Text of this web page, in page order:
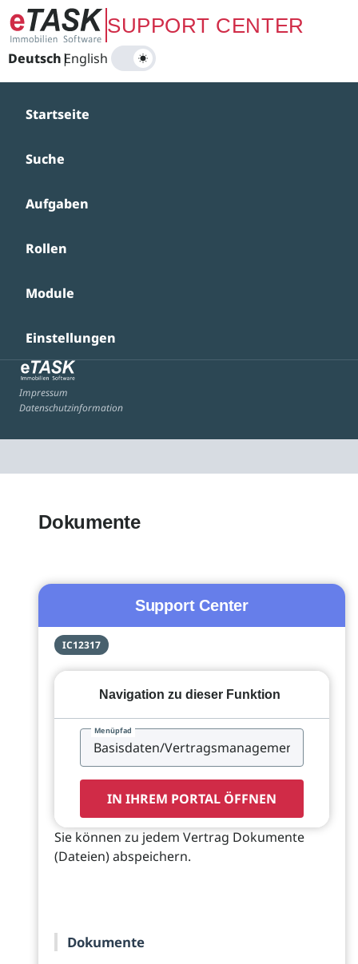
Zum Hauptinhalt springenSUPPORT CENTER
Deutsch|
English
Startseite
Suche
Aufgaben
Rollen
Module
Einstellungen
Impressum
Datenschutzinformation
Dokumente
Support Center
IC12317
Navigation zu dieser Funktion
Menüpfad
IN IHREM PORTAL ÖFFNEN
Sie können zu jedem Vertrag Dokumente
(Dateien) abspeichern.
Dokumente